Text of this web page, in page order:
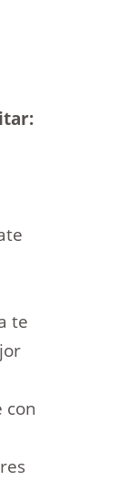
te
con